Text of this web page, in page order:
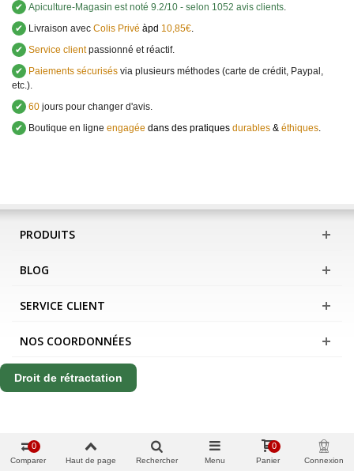
✔ Apiculture-Magasin est noté 9.2/10 - selon 1052 avis clients.
✔
Livraison avec Colis Privé àpd 10,85€.
✔ Service clientpassionné et réactif.
✔
Paiements sécurisés via plusieurs méthodes (carte de crédit, Paypal,
etc.).
✔ 60 jours pour changer d'avis.
✔
Boutique en ligne engagée dans des pratiques durables & éthiques.
PRODUITS
BLOG
SERVICE CLIENT
NOS COORDONNÉES
Droit de rétractation
Comparer
0
Haut de page Rechercher Menu Panier
0
Connexion